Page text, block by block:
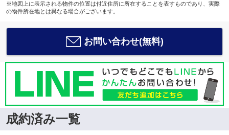
※地図上に表示される物件の位置は付近住所に所在することを表すものであり、実際
の物件所在地とは異なる場合がございます。
お問い合わせ(無料)
成約済み一覧